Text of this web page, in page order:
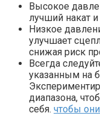
Высокое
лучший накат и
Низкое
улучшает
снижая риск
Всегда
указанным на
диапазона,
себя. чтобы